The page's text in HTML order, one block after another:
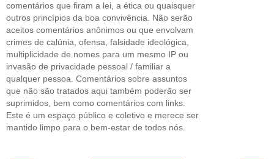
comentários que firam a lei, a ética ou quaisquer
outros princípios da boa convivência. Não serão
aceitos comentários anônimos ou que envolvam
crimes de calúnia, ofensa, falsidade ideológica,
multiplicidade de nomes para um mesmo IP ou
invasão de privacidade pessoal / familiar a
qualquer pessoa. Comentários sobre assuntos
que não são tratados aqui também poderão ser
suprimidos, bem como comentários com links.
Este é um espaço público e coletivo e merece ser
mantido limpo para o bem-estar de todos nós.